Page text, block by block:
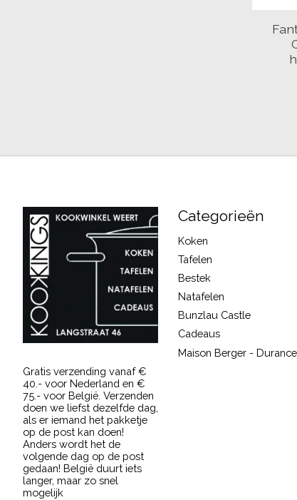
Gratis verzending vanaf €
40.- voor Nederland en €
75.- voor België. Verzenden
doen we liefst dezelfde dag,
als er iemand het pakketje
op de post kan doen!
Anders wordt het de
volgende dag op de post
gedaan! België duurt iets
langer, maar zo snel
mogelijk
Categorieën
Koken
Tafelen
Bestek
Natafelen
Bunzlau Castle
Cadeaus
Maison Berger - Durance